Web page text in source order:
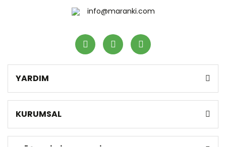
info@maranki.com
YARDIM
KURUMSAL